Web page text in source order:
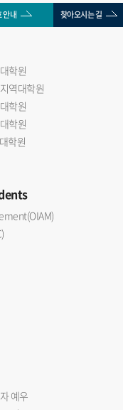
안내 찾아오시는 길
학원
역대학원
학원
학원
학원
예우